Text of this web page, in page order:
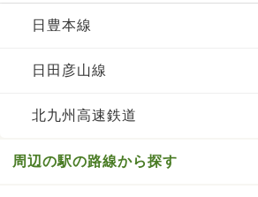
日豊本線
日田彦山線
北九州高速鉄道
周辺の駅の路線から探す